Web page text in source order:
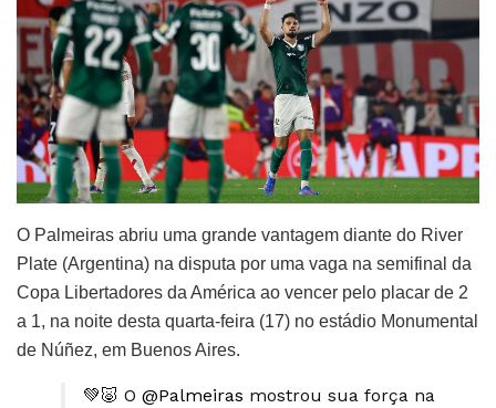
O Palmeiras abriu uma grande vantagem diante do River
Plate (Argentina) na disputa por uma vaga na semifinal da
Copa Libertadores da América ao vencer pelo placar de 2
a 1, na noite desta quarta-feira (17) no estádio Monumental
de Núñez, em Buenos Aires.
💚🐷 O @Palmeiras mostrou sua força na